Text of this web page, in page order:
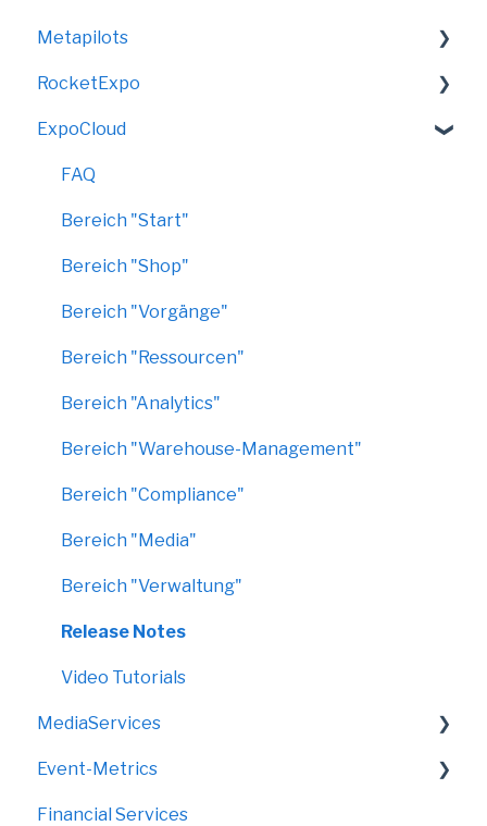
Metapilots
VirtualShow
RocketExpo
LED-Messewand
ExpoCloud
FAQ
Bereich "Start"
Bereich "Shop"
Bereich "Vorgänge"
Bereich "Ressourcen"
Bereich "Analytics"
Bereich "Warehouse-Management"
Bereich "Compliance"
Bereich "Media"
Bereich "Verwaltung"
Release Notes
Video Tutorials
MediaServices
Rollups
Faltdisplays
Event-Metrics
FAQ
Financial Services